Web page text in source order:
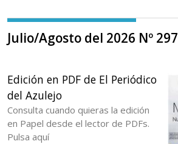
Julio/Agosto del 2026 Nº 297
Edición en PDF de El Periódico
del Azulejo
Consulta cuando quieras la edición
en Papel desde el lector de PDFs.
Pulsa aquí